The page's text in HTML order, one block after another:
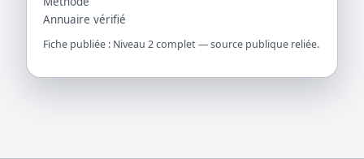
Annuaire vérifié
Fiche publiée : Niveau 2 complet — source publique reliée.